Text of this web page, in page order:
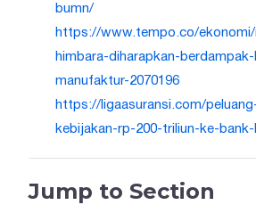
bumn/
https://www.tempo.co/
himbara-diharapkan-
manufaktur-2070196
https://ligaasuransi.com/
kebijakan-rp-200-triliun-ke-
Jump to Section